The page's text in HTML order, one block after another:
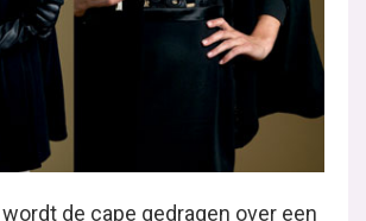
de cape gedragen over een